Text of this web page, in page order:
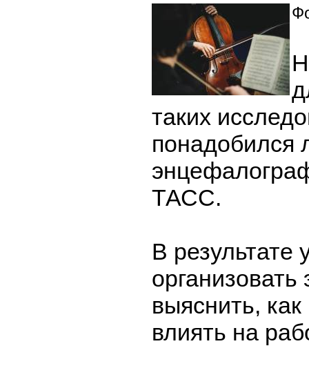
таких
понадобился
ТАСС.
В результате
выяснить,
влиять на